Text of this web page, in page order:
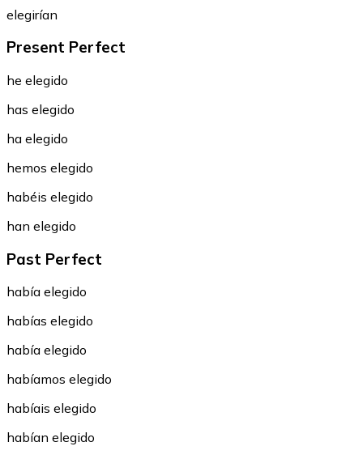
elegirían
Present Perfect
he elegido
has elegido
ha elegido
hemos elegido
habéis elegido
han elegido
Past Perfect
había elegido
habías elegido
había elegido
habíamos elegido
habíais elegido
habían elegido